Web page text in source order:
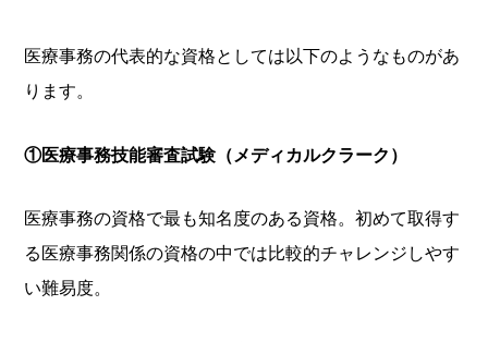
医療事務の代表的な資格としては以下のようなものがあ
ります。
①医療事務技能審査試験（メディカルクラーク）
医療事務の資格で最も知名度のある資格。初めて取得す
る医療事務関係の資格の中では比較的チャレンジしやす
い難易度。